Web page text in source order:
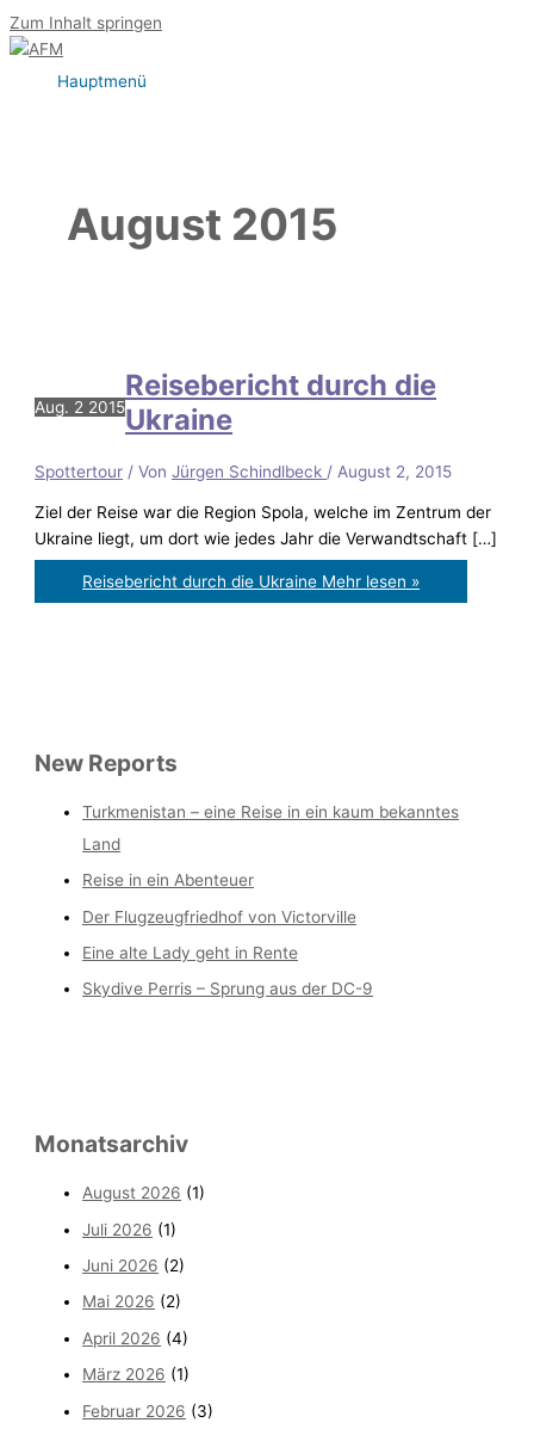
Zum Inhalt springen
Hauptmenü
August 2015
Aug. 2 2015
Reisebericht durch die
Ukraine
Spottertour / VonJürgen Schindlbeck / August 2, 2015
Ziel der Reise war die Region Spola, welche im Zentrum der
Ukraine liegt, um dort wie jedes Jahr die Verwandtschaft […]
Reisebericht durch die Ukraine Mehr lesen »
New Reports
Turkmenistan – eine Reise in ein kaum bekanntes
Land
Reise in ein Abenteuer
Der Flugzeugfriedhof von Victorville
Eine alte Lady geht in Rente
Skydive Perris – Sprung aus der DC-9
Monatsarchiv
August 2026 (1)
Juli 2026 (1)
Juni 2026 (2)
Mai 2026 (2)
April 2026 (4)
März 2026 (1)
Februar 2026 (3)